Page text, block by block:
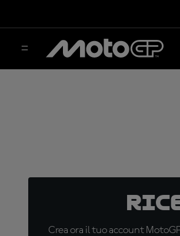
Crea ora il tuo account